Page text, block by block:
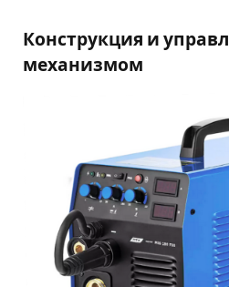
Конструкция и
механизмом